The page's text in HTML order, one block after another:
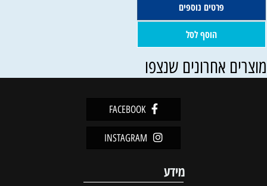
פרטים נוספים
הוסף לסל
אחרונים שנצפו
FACEBOOK
INSTAGRAM
מידע